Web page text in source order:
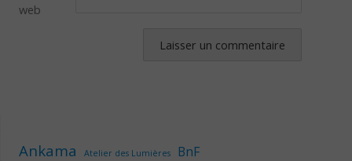
web
Ankama Atelier des Lumières BnF